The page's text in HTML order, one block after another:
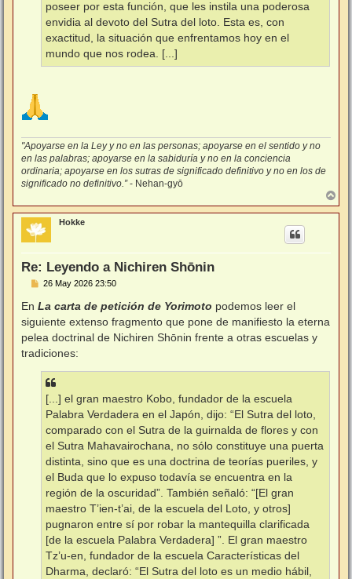
poseer por esta función, que les instila una poderosa
envidia al devoto del Sutra del loto. Esta es, con
exactitud, la situación que enfrentamos hoy en el
mundo que nos rodea. [...]
"Apoyarse en la Ley y no en las personas; apoyarse en el sentido y no
en las palabras; apoyarse en la sabiduría y no en la conciencia
ordinaria; apoyarse en los sutras de significado definitivo y no en los de
significado no definitivo.”- Nehan-gyō
r
r
Hokke
Re: Leyendo a Nichiren Shōnin
M
n
a
e
26 May 2026 23:50
En La carta de petición de Yorimoto podemos leer el
siguiente extenso fragmento que pone de manifiesto la eterna
pelea doctrinal de Nichiren Shōnin frente a otras escuelas y
tradiciones:
[...] el gran maestro Kobo, fundador de la escuela
Palabra Verdadera en el Japón, dijo: “El Sutra del loto,
comparado con el Sutra de la guirnalda de flores y con
el Sutra Mahavairochana, no sólo constituye una puerta
distinta, sino que es una doctrina de teorías pueriles, y
el Buda que lo expuso todavía se encuentra en la
región de la oscuridad”. También señaló: “[El gran
maestro T’ien-t’ai, de la escuela del Loto, y otros]
pugnaron entre sí por robar la mantequilla clarificada
[de la escuela Palabra Verdadera] ”. El gran maestro
Tz’u-en, fundador de la escuela Características del
Dharma, declaró: “El Sutra del loto es un medio hábil,